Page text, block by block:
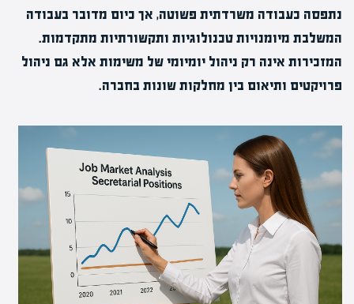
נתפסה כעבודה משרדתית פשוטה, אך כיום מדובר בעבודה
המשלבת מיומנויות טכנולוגיות ותקשורתיות מתקדמות.
המזכירות אינה רק ניהול יומיומי של משימות אלא גם ניהול
פרויקטים ותיאום בין מחלקות שונות בחברה.